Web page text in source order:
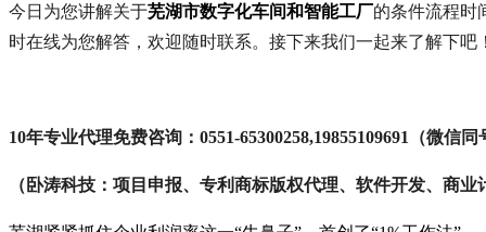
今日为您讲解关于芜湖市数字化车间和智能工厂的条件流程时
时在线为您解答，欢迎随时联系。接下来我们一起来了解下吧
10年专业代理免费咨询：0551-65300258,19855109691（微信同
（卧涛科技：项目申报、专利商标版权代理、软件开发、商